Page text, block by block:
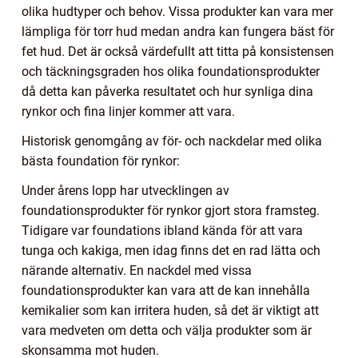
olika hudtyper och behov. Vissa produkter kan vara mer
lämpliga för torr hud medan andra kan fungera bäst för
fet hud. Det är också värdefullt att titta på konsistensen
och täckningsgraden hos olika foundationsprodukter
då detta kan påverka resultatet och hur synliga dina
rynkor och fina linjer kommer att vara.
Historisk genomgång av för- och nackdelar med olika
bästa foundation för rynkor:
Under årens lopp har utvecklingen av
foundationsprodukter för rynkor gjort stora framsteg.
Tidigare var foundations ibland kända för att vara
tunga och kakiga, men idag finns det en rad lätta och
närande alternativ. En nackdel med vissa
foundationsprodukter kan vara att de kan innehålla
kemikalier som kan irritera huden, så det är viktigt att
vara medveten om detta och välja produkter som är
skonsamma mot huden.